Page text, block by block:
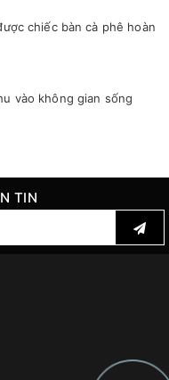
chiếc bàn cà phê hoàn
vào không gian sống
TIN